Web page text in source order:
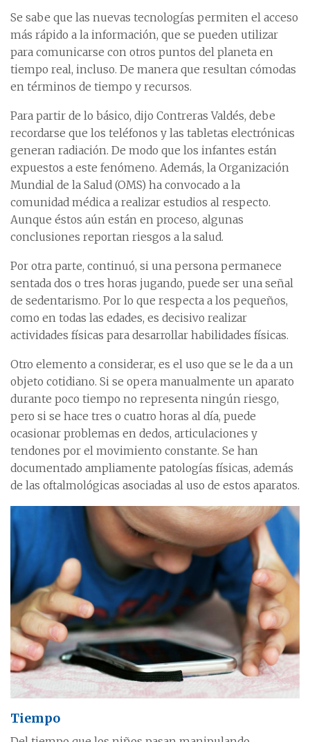
Se sabe que las nuevas tecnologías permiten el acceso
más rápido a la información, que se pueden utilizar
para comunicarse con otros puntos del planeta en
tiempo real, incluso. De manera que resultan cómodas
en términos de tiempo y recursos.
Para partir de lo básico, dijo Contreras Valdés, debe
recordarse que los teléfonos y las tabletas electrónicas
generan radiación. De modo que los infantes están
expuestos a este fenómeno. Además, la Organización
Mundial de la Salud (OMS) ha convocado a la
comunidad médica a realizar estudios al respecto.
Aunque éstos aún están en proceso, algunas
conclusiones reportan riesgos a la salud.
Por otra parte, continuó, si una persona permanece
sentada dos o tres horas jugando, puede ser una señal
de sedentarismo. Por lo que respecta a los pequeños,
como en todas las edades, es decisivo realizar
actividades físicas para desarrollar habilidades físicas.
Otro elemento a considerar, es el uso que se le da a un
objeto cotidiano. Si se opera manualmente un aparato
durante poco tiempo no representa ningún riesgo,
pero si se hace tres o cuatro horas al día, puede
ocasionar problemas en dedos, articulaciones y
tendones por el movimiento constante. Se han
documentado ampliamente patologías físicas, además
de las oftalmológicas asociadas al uso de estos aparatos.
Tiempo